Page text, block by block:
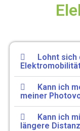
Lohnt sich
Kann ich
meiner
Kann ich
längere